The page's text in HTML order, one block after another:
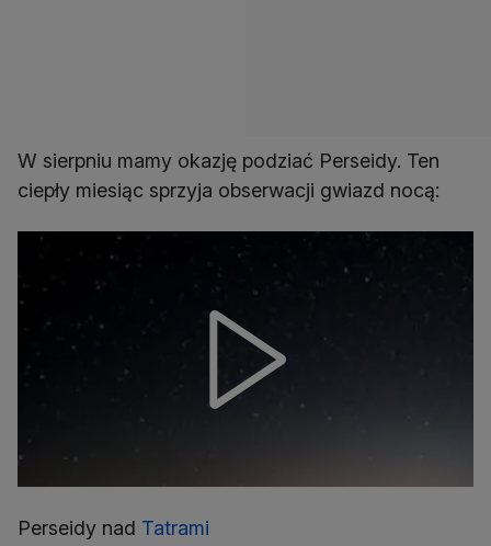
W sierpniu mamy okazję podziać Perseidy. Ten
ciepły miesiąc sprzyja obserwacji gwiazd nocą:
Perseidy nad Tatrami